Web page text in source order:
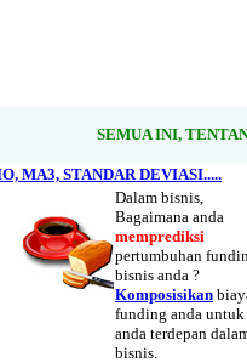
SEMUA INI,
MA3, STANDAR DEVIASI.....
Dalam bisnis,
Bagaimana anda
memprediksi
pertumbuhan
bisnis anda ?
Komposisikan
funding anda untuk
anda terdepan
bisnis.